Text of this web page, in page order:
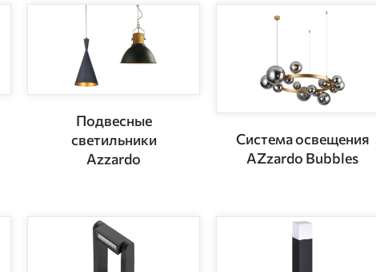
Подвесные
светильники
Azzardo
Система освещения
AZzardo Bubbles